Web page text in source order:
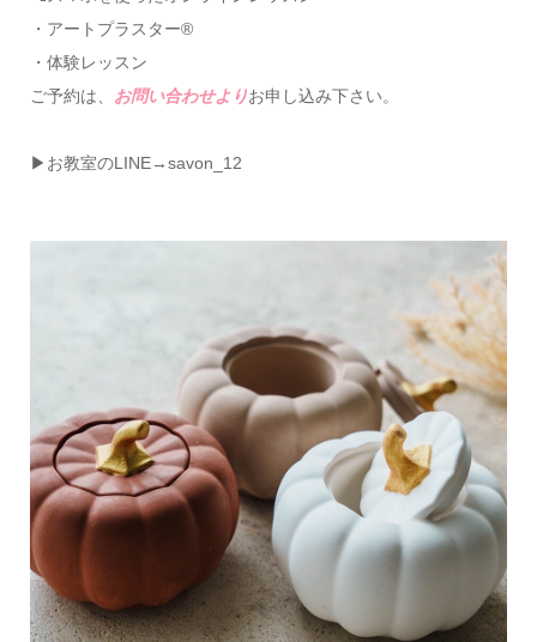
・アートプラスター®
・体験レッスン
ご予約は、 お問い合わせよりお申し込み下さい。
▶お教室のLINE→savon_12